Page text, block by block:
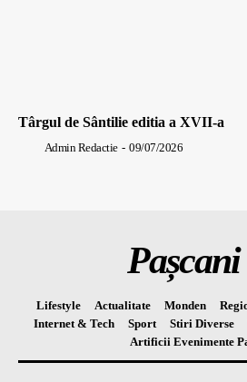
Târgul de Sântilie editia a XVII-a
Admin Redactie - 09/07/2026
Pașcani
Lifestyle Actualitate Monden
Internet & Tech
Sport Stiri Diverse
Artificii Evenimente